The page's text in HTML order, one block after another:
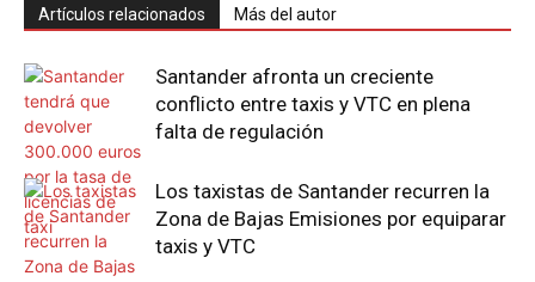
Artículos relacionados Más del autor
Santander afronta un creciente
conflicto entre taxis y VTC en plena
falta de regulación
Los taxistas de Santander recurren la
Zona de Bajas Emisiones por equiparar
taxis y VTC